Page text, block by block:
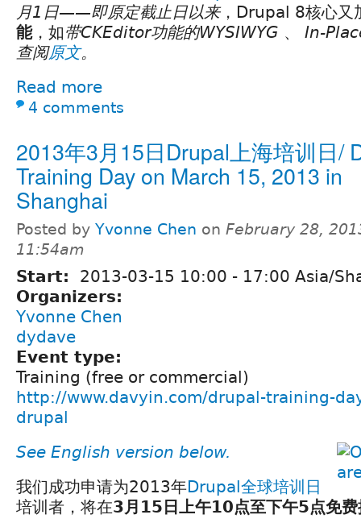
月1日——即原定截止日以来，Drupal 8核心又
能，如带CKEditor功能的WYSIWYG 、 In-
查阅原文。
Read more
4 comments
2013年3月15日Drupal上海培训日/
Training Day on March 15, 2013 in
Shanghai
Posted by Yvonne Chen on February 28,
11:54am
Start: 2013-03-15 10:00 - 17:00 Asia/
Organizers:
Yvonne Chen
dydave
Event type:
Training (free or commercial)
http://www.davyin.com/drupal-training-
drupal
See English version below.
我们成功申请为2013年Drupal全球培训日
培训者，将在3月15日上午10点至下午5点免费